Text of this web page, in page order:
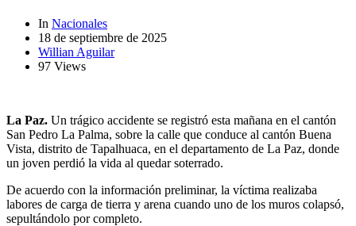
In Nacionales
18 de septiembre de 2025
Willian Aguilar
97 Views
La Paz. Un trágico accidente se registró esta mañana en el cantón
San Pedro La Palma, sobre la calle que conduce al cantón Buena
Vista, distrito de Tapalhuaca, en el departamento de La Paz, donde
un joven perdió la vida al quedar soterrado.
De acuerdo con la información preliminar, la víctima realizaba
labores de carga de tierra y arena cuando uno de los muros colapsó,
sepultándolo por completo.